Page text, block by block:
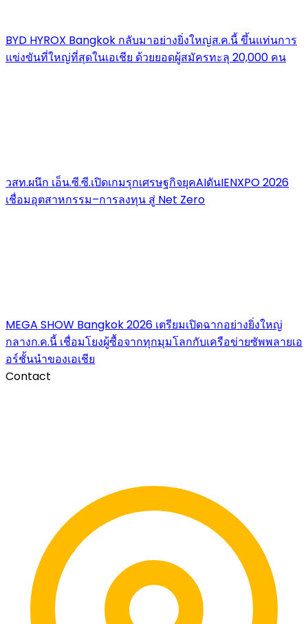
BYD HYROX Bangkok กลับมาอย่างยิ่งใหญ่ส.ค.นี้ ขึ้นแท่นการ
แข่งขันที่ใหญ่ที่สุดในเอเชีย ด้วยยอดผู้สมัครทะลุ 20,000 คน
วสท.ผนึก เอ็น.ซี.ซี.เปิดเกมรุกเศรษฐกิจยุคAIดันIENXPO 2026
เชื่อมอุตสาหกรรม–การลงทุน สู่ Net Zero
MEGA SHOW Bangkok 2026 เตรียมเปิดฉากอย่างยิ่งใหญ่
กลางก.ค.นี้ เชื่อมโยงผู้ซื้อจากทุกมุมโลกกับเครือข่ายซัพพลายเอ
อร์ชั้นนำของเอเชีย
Contact